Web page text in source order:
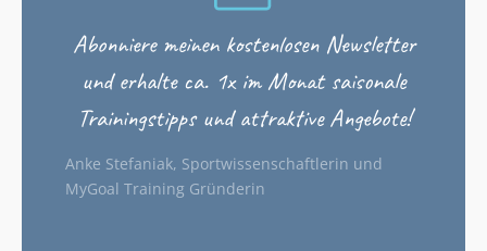
Abonniere meinen kostenlosen Newsletter
und erhalte ca. 1x im Monat saisonale
Trainingstipps und attraktive Angebote!
Anke Stefaniak, Sportwissenschaftlerin und
MyGoal Training Gründerin